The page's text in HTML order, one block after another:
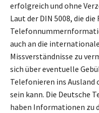
erfolgreich und ohne
Laut der DIN 5008, die
auch an die
Missverständnisse zu
sich über eventuelle
Telefonieren ins
sein kann. Die Deutsche
haben Informationen zu